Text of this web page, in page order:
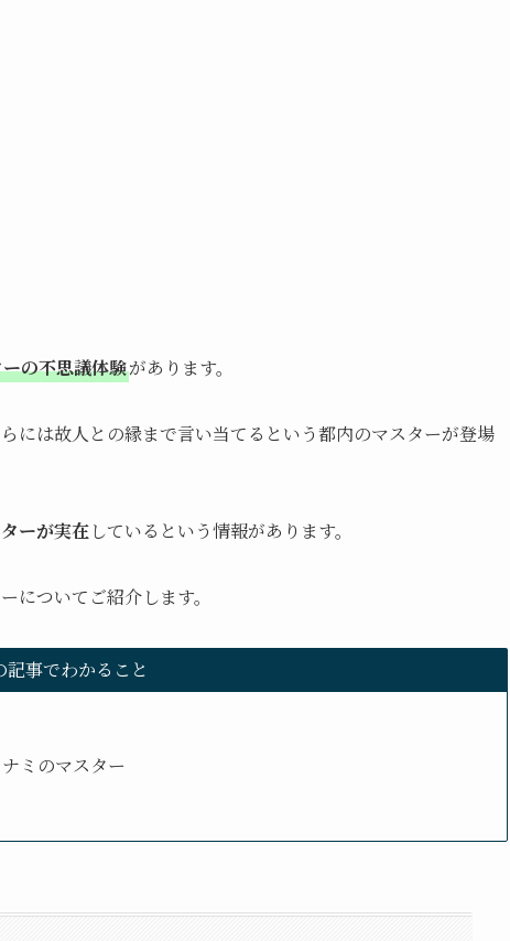
の不思議体験があります。
には故人との縁まで言い当てるという都内のマスターが登場
ーが実在しているという情報があります。
についてご紹介します。
記事でわかること
ミのマスター